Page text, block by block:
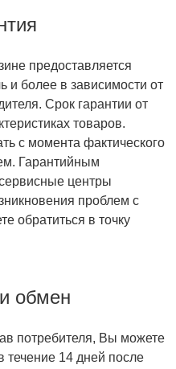
предоставляется
и более в зависимости от
Срок гарантии от
товаров.
с момента фактического
Гарантийным
центры
проблем с
обратиться в точку
обмен
потребителя, Вы можете
течение 14 дней после